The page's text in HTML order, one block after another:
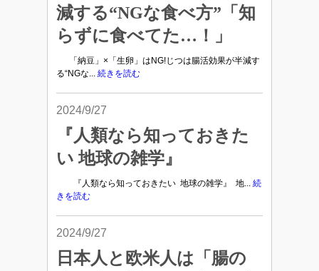
減する“NGな食べ方”「知
らずに食べてた…！」
「納豆」×「生卵」はNG!じつは腸活効果が半減す
る“NGな... 続きを読む
2024/9/27
『人類なら知っておきた
い 地球の雑学』
『人類なら知っておきたい 地球の雑学』 地... 続
きを読む
2024/9/27
日本人と欧米人は「腸の